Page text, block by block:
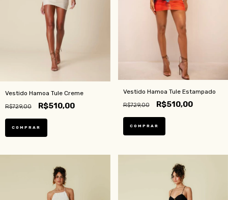
Vestido Hamoa Tule Creme
R$729,00 R$510,00
COMPRAR
Vestido Hamoa Tule Estampado
R$729,00 R$510,00
COMPRAR